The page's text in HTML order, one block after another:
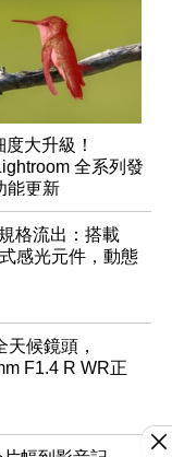
大升級！
全系列發
能更新
格流出：搭載
感光元件，動態
候鏡頭，
F1.4 R WR正